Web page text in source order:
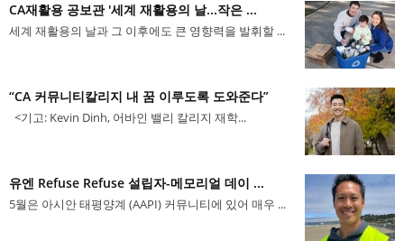
CA재활용 공보관 '세계 재활용의 날...작은 ...
세계 재활용의 날과 그 이후에도 큰 영향력을 발휘할 ...
“CA 커뮤니티칼리지 내 꿈 이루도록 도와준다”
<기고: Kevin Dinh, 어바인 밸리 칼리지 재학...
유엔 Refuse Refuse 설립자-메모리얼 데이 ...
5월은 아시안 태평양계 (AAPI) 커뮤니티에 있어 매우 ...